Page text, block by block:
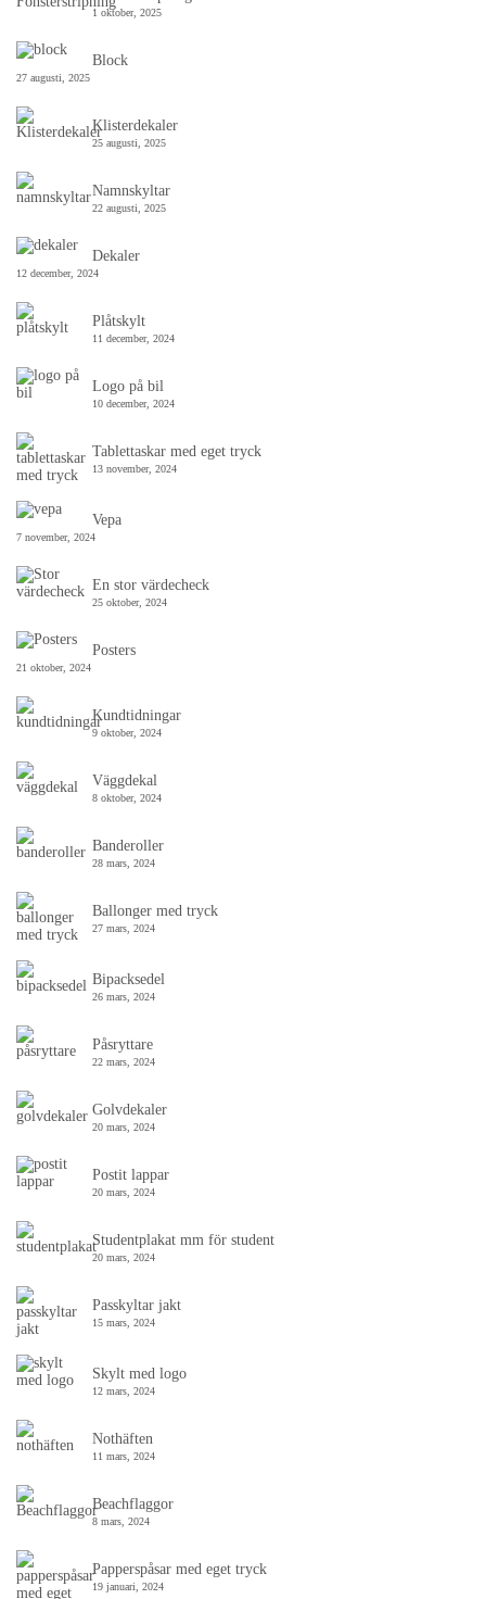
1 oktober, 2025
Block
27 augusti, 2025
Klisterdekaler
25 augusti, 2025
Namnskyltar
22 augusti, 2025
Dekaler
12 december, 2024
Plåtskylt
11 december, 2024
Logo på bil
10 december, 2024
Tablettaskar med eget tryck
13 november, 2024
Vepa
7 november, 2024
En stor värdecheck
25 oktober, 2024
Posters
21 oktober, 2024
Kundtidningar
9 oktober, 2024
Väggdekal
8 oktober, 2024
Banderoller
28 mars, 2024
Ballonger med tryck
27 mars, 2024
Bipacksedel
26 mars, 2024
Påsryttare
22 mars, 2024
Golvdekaler
20 mars, 2024
Postit lappar
20 mars, 2024
Studentplakat mm för student
20 mars, 2024
Passkyltar jakt
15 mars, 2024
Skylt med logo
12 mars, 2024
Nothäften
11 mars, 2024
Beachflaggor
8 mars, 2024
Papperspåsar med eget tryck
19 januari, 2024